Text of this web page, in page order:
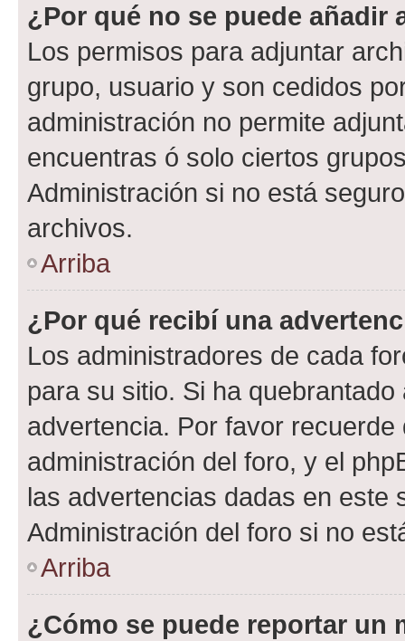
¿Por qué no se puede añadir
Los permisos para adjuntar
grupo, usuario y son cedidos
administración no permite
encuentras ó solo ciertos
Administración si no está
archivos.
Arriba
¿Por qué recibí una
Los administradores de cada
para su sitio. Si ha
advertencia. Por favor
administración del foro, y el
las advertencias dadas en este
Administración del foro si no
Arriba
¿Cómo se puede reportar un